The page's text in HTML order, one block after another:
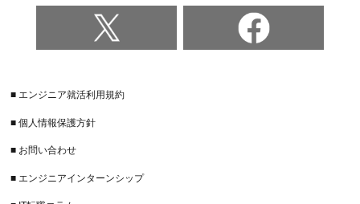
■ エンジニア就活利用規約
■ 個人情報保護方針
■ お問い合わせ
■ エンジニアインターンシップ